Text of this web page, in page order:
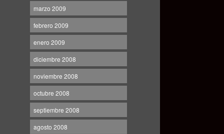
marzo 2009
febrero 2009
enero 2009
diciembre 2008
noviembre 2008
octubre 2008
septiembre 2008
agosto 2008